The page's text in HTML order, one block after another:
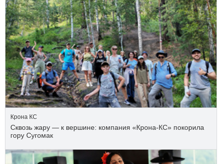
Крона КС
Сквозь жару — к вершине: компания «Крона‑КС» покорила
гору Сугомак